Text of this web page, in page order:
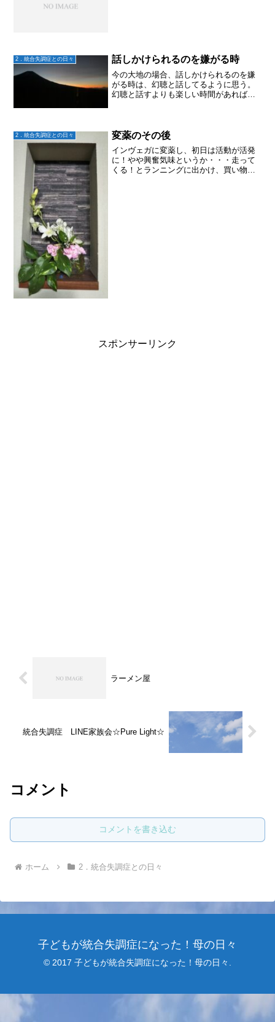
2．統合失調症との日々 話しかけられるのを嫌がる時
今の大地の場合、話しかけられるのを嫌
がる時は、幻聴と話してるように思う。
幻聴と話すよりも楽しい時間があればい
2．統合失調症との日々 変薬のその後
インヴェガに変薬し、初日は活動が活発
に！やや興奮気味というか・・・走って
くる！とランニングに出かけ、買い物行
スポンサーリンク
ラーメン屋
統合失調症 LINE家族会☆Pure Light☆
コメント
コメントを書き込む
ホーム 2．統合失調症との日々
子どもが統合失調症になった！母の日々
© 2017 子どもが統合失調症になった！母の日々.